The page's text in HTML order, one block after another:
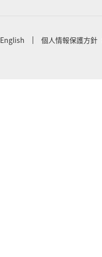
English 個人情報保護方針